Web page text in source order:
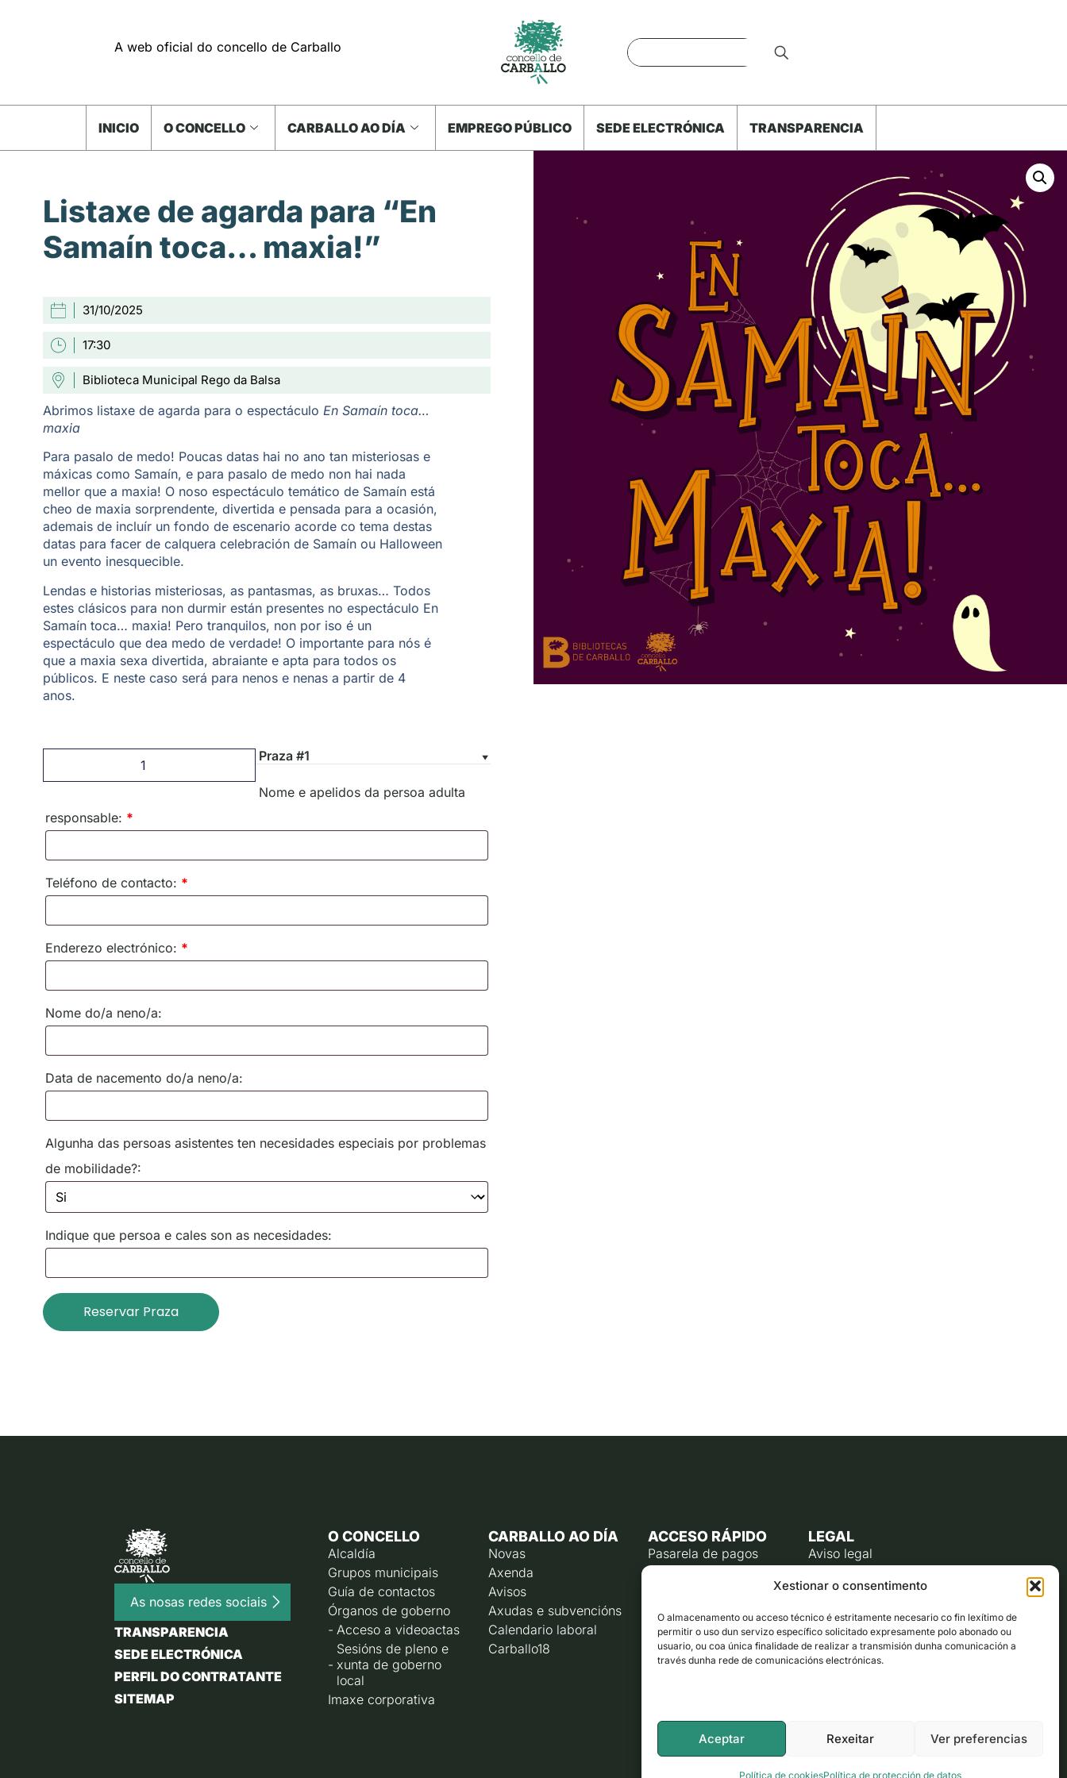
Xestionar o consentimento
O almacenamento ou acceso técnico é estritamente necesario co fin lexítimo de
permitir o uso dun servizo específico solicitado expresamente polo abonado ou
usuario, ou coa única finalidade de realizar a transmisión dunha comunicación a
través dunha rede de comunicacións electrónicas.
Aceptar Rexeitar Ver preferencias
Política de cookiesPolítica de protección de datos
A web oficial do concello de Carballo
INICIO O CONCELLO CARBALLO AO DÍA EMPREGO PÚBLICO SEDE ELECTRÓNICA TRANSPARENCIA
Listaxe de agarda para “En
Samaín toca… maxia!”
31/10/2025
17:30
Biblioteca Municipal Rego da Balsa
Abrimos listaxe de agarda para o espectáculo En Samaín toca…
maxia
Para pasalo de medo! Poucas datas hai no ano tan misteriosas e
máxicas como Samaín, e para pasalo de medo non hai nada
mellor que a maxia! O noso espectáculo temático de Samaín está
cheo de maxia sorprendente, divertida e pensada para a ocasión,
ademais de incluír un fondo de escenario acorde co tema destas
datas para facer de calquera celebración de Samaín ou Halloween
un evento inesquecible.
Lendas e historias misteriosas, as pantasmas, as bruxas… Todos
estes clásicos para non durmir están presentes no espectáculo En
Samaín toca… maxia! Pero tranquilos, non por iso é un
espectáculo que dea medo de verdade! O importante para nós é
que a maxia sexa divertida, abraiante e apta para todos os
públicos. E neste caso será para nenos e nenas a partir de 4
anos.
Praza #1
Nome e apelidos da persoa adulta
responsable: *
Teléfono de contacto: *
Enderezo electrónico: *
Nome do/a neno/a:
Data de nacemento do/a neno/a:
Algunha das persoas asistentes ten necesidades especiais por problemas
de mobilidade?:
Indique que persoa e cales son as necesidades:
Reservar Praza
As nosas redes sociais
TRANSPARENCIA
SEDE ELECTRÓNICA
PERFIL DO CONTRATANTE
SITEMAP
O CONCELLO
Alcaldía
Grupos municipais
Guía de contactos
Órganos de goberno
Acceso a videoactas
Sesións de pleno e
xunta de goberno
local
Imaxe corporativa
CARBALLO AO DÍA
Novas
Axenda
Avisos
Axudas e subvencións
Calendario laboral
Carballo18
ACCESO RÁPIDO
Pasarela de pagos
Rexistro electrónico
Liña directa co alcalde
Corporación municipal
LEGAL
Aviso legal
Política de cookies (UE)